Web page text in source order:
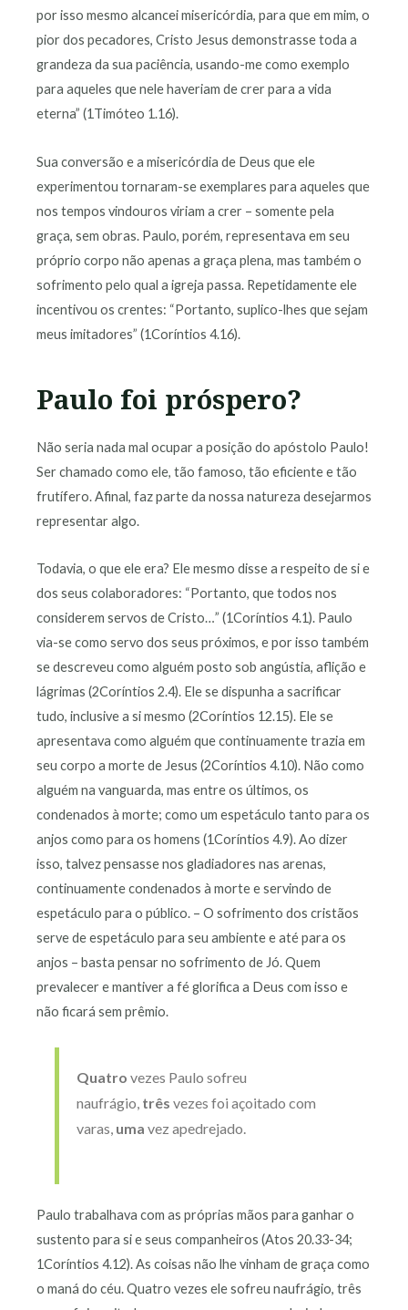
por isso mesmo alcancei misericórdia, para que em mim, o
pior dos pecadores, Cristo Jesus demonstrasse toda a
grandeza da sua paciência, usando-me como exemplo
para aqueles que nele haveriam de crer para a vida
eterna” (1Timóteo 1.16).
Sua conversão e a misericórdia de Deus que ele
experimentou tornaram-se exemplares para aqueles que
nos tempos vindouros viriam a crer – somente pela
graça, sem obras. Paulo, porém, representava em seu
próprio corpo não apenas a graça plena, mas também o
sofrimento pelo qual a igreja passa. Repetidamente ele
incentivou os crentes: “Portanto, suplico-lhes que sejam
meus imitadores” (1Coríntios 4.16).
Paulo foi próspero?
Não seria nada mal ocupar a posição do apóstolo Paulo!
Ser chamado como ele, tão famoso, tão eficiente e tão
frutífero. Afinal, faz parte da nossa natureza desejarmos
representar algo.
Todavia, o que ele era? Ele mesmo disse a respeito de si e
dos seus colaboradores: “Portanto, que todos nos
considerem servos de Cristo…” (1Coríntios 4.1). Paulo
via-se como servo dos seus próximos, e por isso também
se descreveu como alguém posto sob angústia, aflição e
lágrimas (2Coríntios 2.4). Ele se dispunha a sacrificar
tudo, inclusive a si mesmo (2Coríntios 12.15). Ele se
apresentava como alguém que continuamente trazia em
seu corpo a morte de Jesus (2Coríntios 4.10). Não como
alguém na vanguarda, mas entre os últimos, os
condenados à morte; como um espetáculo tanto para os
anjos como para os homens (1Coríntios 4.9). Ao dizer
isso, talvez pensasse nos gladiadores nas arenas,
continuamente condenados à morte e servindo de
espetáculo para o público. – O sofrimento dos cristãos
serve de espetáculo para seu ambiente e até para os
anjos – basta pensar no sofrimento de Jó. Quem
prevalecer e mantiver a fé glorifica a Deus com isso e
não ficará sem prêmio.
Quatro vezes Paulo sofreu
naufrágio, três vezes foi açoitado com
varas, uma vez apedrejado.
Paulo trabalhava com as próprias mãos para ganhar o
sustento para si e seus companheiros (Atos 20.33-34;
1Coríntios 4.12). As coisas não lhe vinham de graça como
o maná do céu. Quatro vezes ele sofreu naufrágio, três